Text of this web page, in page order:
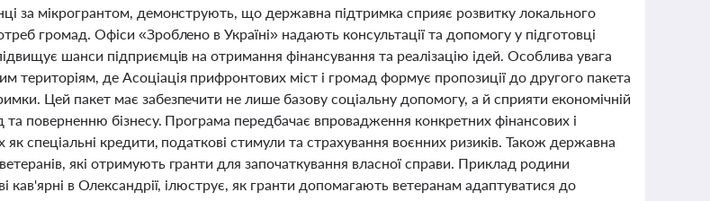
за мікрогрантом, демонструють, що державна підтримка сприяє розвитку локального
громад. Офіси «Зроблено в Україні» надають консультації та допомогу у підготовці
шанси підприємців на отримання фінансування та реалізацію ідей. Особлива увага
територіям, де Асоціація прифронтових міст і громад формує пропозиції до другого пакета
Цей пакет має забезпечити не лише базову соціальну допомогу, а й сприяти економічній
та поверненню бізнесу. Програма передбачає впровадження конкретних фінансових і
як спеціальні кредити, податкові стимули та страхування воєнних ризиків. Також державна
які отримують гранти для започаткування власної справи. Приклад родини
кав'ярні в Олександрії, ілюструє, як гранти допомагають ветеранам адаптуватися до